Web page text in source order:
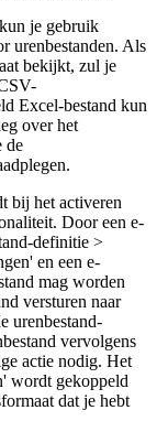
je gebruik
urenbestanden. Als
bekijkt, zul je
Excel-bestand kun
over het
de
bij het activeren
Door een e-
definitie >
en een e-
mag worden
versturen naar
urenbestand-
vervolgens
actie nodig. Het
wordt gekoppeld
dat je hebt